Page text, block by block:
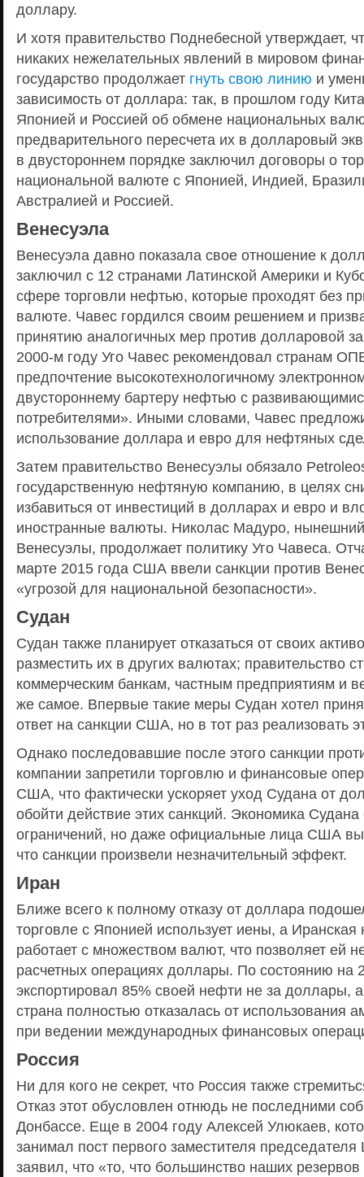
доллару.
И хотя правительство Поднебесной утверждает,
никаких нежелательных явлений в мировом
государство продолжает гнуть свою линию и
зависимость от доллара: так, в прошлом году
Японией и Россией об обмене национальных
предварительного пересчета их в долларовый
в двустороннем порядке заключил договоры о
национальной валюте с Японией, Индией,
Австралией и Россией.
Венесуэла
Венесуэла давно показала свое отношение к
заключил с 12 странами Латинской Америки и
сфере торговли нефтью, которые проходят без
валюте. Чавес гордился своим решением и
принятию аналогичных мер против долларовой
2000-м году Уго Чавес рекомендовал странам
предпочтение высокотехнологичному
двустороннему бартеру нефтью с
потребителями». Иными словами, Чавес
использование доллара и евро для нефтяных
Затем правительство Венесуэлы обязало
государственную нефтяную компанию, в целях
избавиться от инвестиций в долларах и евро и
иностранные валюты. Николас Мадуро,
Венесуэлы, продолжает политику Уго Чавеса.
марте 2015 года США ввели санкции против
«угрозой для национальной безопасности».
Судан
Судан также планирует отказаться от своих
разместить их в других валютах; правительство
коммерческим банкам, частным предприятиям и
же самое. Впервые такие меры Судан хотел
ответ на санкции США, но в тот раз реализовать
Однако последовавшие после этого санкции
компании запретили торговлю и финансовые
США, что фактически ускоряет уход Судана от
обойти действие этих санкций. Экономика Судана
ограничений, но даже официальные лица США
что санкции произвели незначительный эффект.
Иран
Ближе всего к полному отказу от доллара
торговле с Японией использует иены, а
работает с множеством валют, что позволяет ей
расчетных операциях доллары. По состоянию на
экспортировал 85% своей нефти не за доллары,
страна полностью отказалась от использования
при ведении международных финансовых
Россия
Ни для кого не секрет, что Россия также
Отказ этот обусловлен отнюдь не последними
Донбассе. Еще в 2004 году Алексей Улюкаев,
занимал пост первого заместителя
заявил, что «то, что большинство наших